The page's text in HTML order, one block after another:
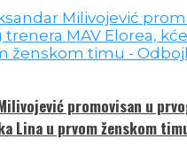
promovisan u
Lina u prvom ženskom